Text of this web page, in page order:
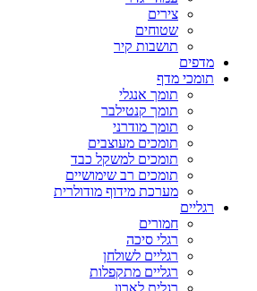
צירים
שטוחים
תושבות קיר
מדפים
תומכי מדף
תומך אנגלי
תומך קנטילבר
תומך מודרני
תומכים מעוצבים
תומכים למשקל כבד
תומכים רב שימושיים
מערכת מידוף מודולרית
רגליים
חמורים
רגלי סיכה
רגליים לשולחן
רגליים מתקפלות
רגלית לארון